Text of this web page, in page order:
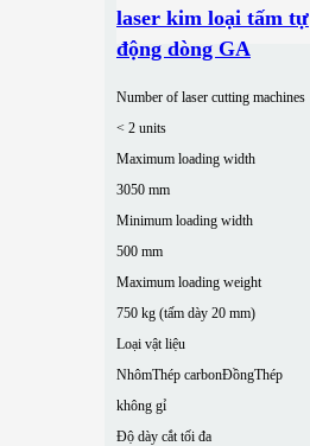
laser kim loại tấm tự
động dòng GA
Number of laser cutting machines
< 2 units
Maximum loading width
3050 mm
Minimum loading width
500 mm
Maximum loading weight
750 kg (tấm dày 20 mm)
Loại vật liệu
NhômThép carbonĐồngThép
không gỉ
Độ dày cắt tối đa